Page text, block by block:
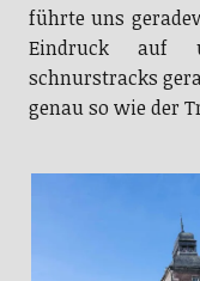
Eindruck auf
schnurstracks
genau so wie der